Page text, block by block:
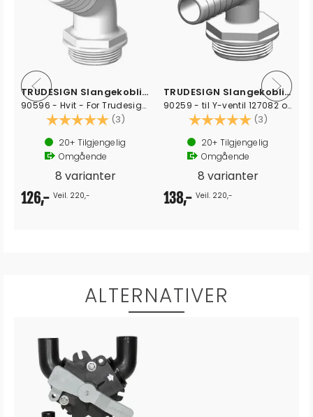
5 mulige
TRUDESIGN Slangekobling Ø38mm, 120°
90596 - Hvit - For Trudesign Y-ventiler
Karakter: (3) 5.0 av 5 mulige
20+ Tilgjengelig
Omgående
8 varianter
126,- Veil. 220,-
TRUDESIGN Slangekobling Ø25mm, 90°
90259 - til Y-ventil 127082 og 127083
Karakter: (3)
20+ Tilgjengelig
Omgående
8 varianter
138,- Veil. 220,-
ALTERNATIVER